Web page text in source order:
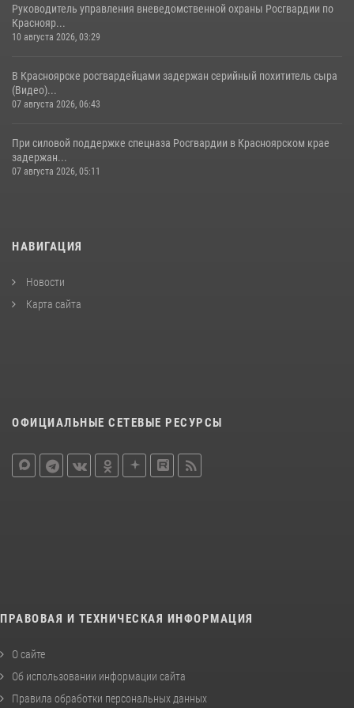
Руководитель управления вневедомственной охраны Росгвардии по
Краснояр...
10 августа 2026, 03:29
В Красноярске росгвардейцами задержан серийный похититель сыра
(Видео)...
07 августа 2026, 06:43
При силовой поддержке спецназа Росгвардии в Красноярском крае
задержан...
07 августа 2026, 05:11
НАВИГАЦИЯ
Новости
Карта сайта
ОФИЦИАЛЬНЫЕ СЕТЕВЫЕ РЕСУРСЫ
ПРАВОВАЯ И ТЕХНИЧЕСКАЯ ИНФОРМАЦИЯ
О сайте
Об использовании информации сайта
Правила обработки персональных данных